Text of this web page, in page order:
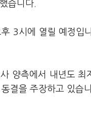
습니다.
3시에 열릴 예정입
양측에서 내년도
결을 주장하고 있습